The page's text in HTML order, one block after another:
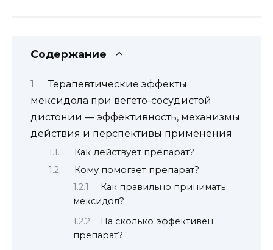
Содержание
Терапевтические эффекты
мексидола при вегето-сосудистой
дистонии — эффективность, механизмы
действия и перспективы применения
Как действует препарат?
Кому помогает препарат?
Как правильно принимать
мексидол?
На сколько эффективен
препарат?